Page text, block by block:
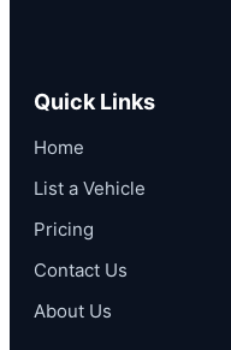
Quick Links
Home
List a Vehicle
Pricing
Contact Us
About Us